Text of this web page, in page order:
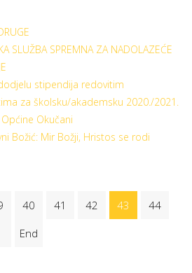
SLUŽBA SPREMNA ZA NADOLAZEĆE
dodjelu stipendija redovitim
za školsku/akademsku 2020./2021.
Okučani
Božić: Mir Božji, Hristos se rodi
40 41 42 43
44
End